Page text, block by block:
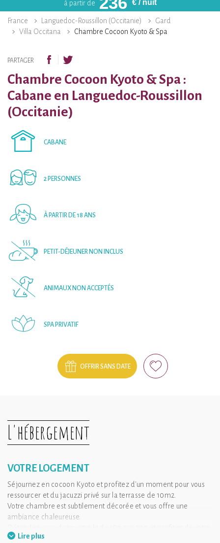
à partir de € / nuit
France Languedoc-Roussillon (Occitanie)
Gard
Villa Occitana
Chambre Cocoon Kyoto & Spa
PARTAGER
Chambre Cocoon Kyoto & Spa :
Cabane en Languedoc-Roussillon
(Occitanie)
CABANE
2 PERSONNES
À PARTIR DE 18 ANS
PETIT-DÉJEUNER NON INCLUS
ANIMAUX NON ACCEPTÉS
SPA PRIVATIF
OFFRIR SANS DATE
L'hébergement
VOTRE LOGEMENT
Séjournez en cocoon Kyoto et profitez d'un moment pour vous
ressourcer et du jacuzzi privé sur la terrasse de 10m2.
Votre chambre est subtilement décorée et vous offre une
ambiance chaleureuse.
nid douillet sans vis-à-vis, pour un séjour en amoureux réussi.
Lire plus